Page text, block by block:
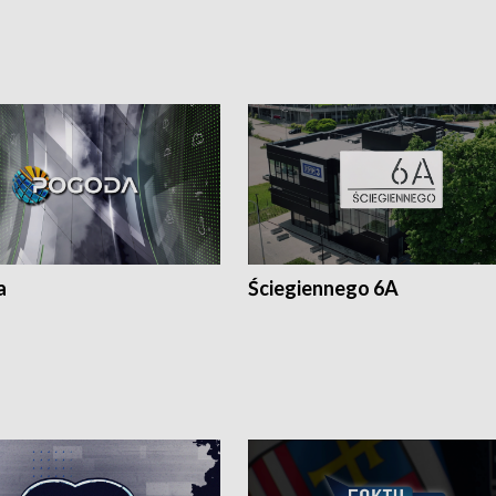
Ściegiennego 6A